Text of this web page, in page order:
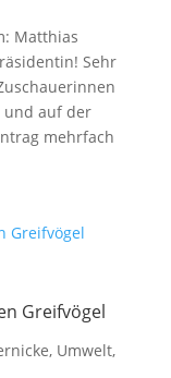
Matthias
Sehr
und auf der
mehrfach
Greifvögel
, Umwelt,